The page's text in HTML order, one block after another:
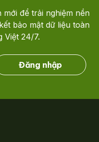
để trải nghiệm nền
bảo mật dữ liệu toàn
Việt 24/7.
Đăng nhập